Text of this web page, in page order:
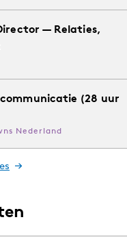
— Relaties,
(28 uur
Nederland